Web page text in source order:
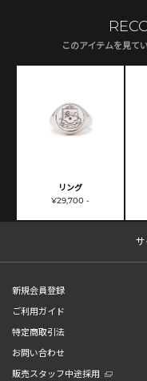
このアイテムを見て
リング
¥29,700 -
サ
新規会員登録
ご利用ガイド
特定商取引法
お問い合わせ
販売スタッフ中途採用